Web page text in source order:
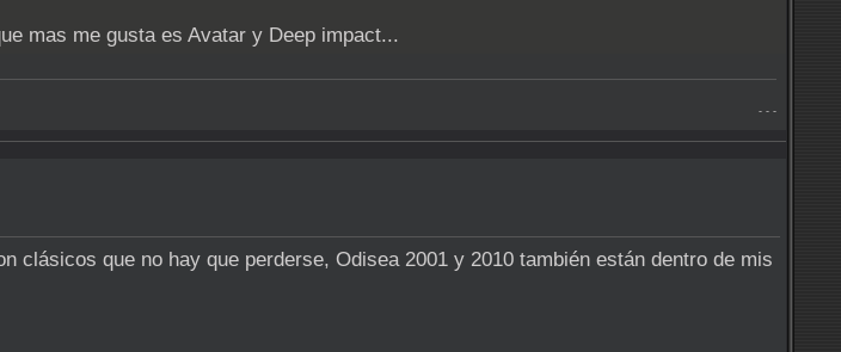
mas me gusta es Avatar y Deep impact...
- - -
que no hay que perderse, Odisea 2001 y 2010 también están dentro de mis